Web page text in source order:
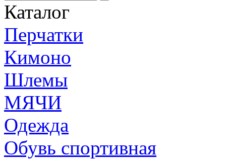
Каталог
Перчатки
Кимоно
Шлемы
МЯЧИ
Одежда
Обувь спортивная